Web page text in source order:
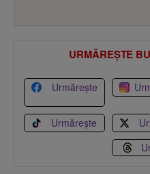
URMĂREȘTE
Urmărește
Urmărește